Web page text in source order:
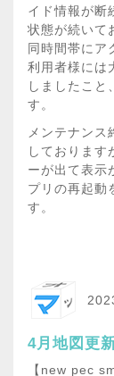
イド情報が断
状態が続いて
同時間帯にア
利用者様には
しましたこと
す。
メンテナンス
しております
ーが出て表示
プリの再起動
す。
4月地図更
【new pec